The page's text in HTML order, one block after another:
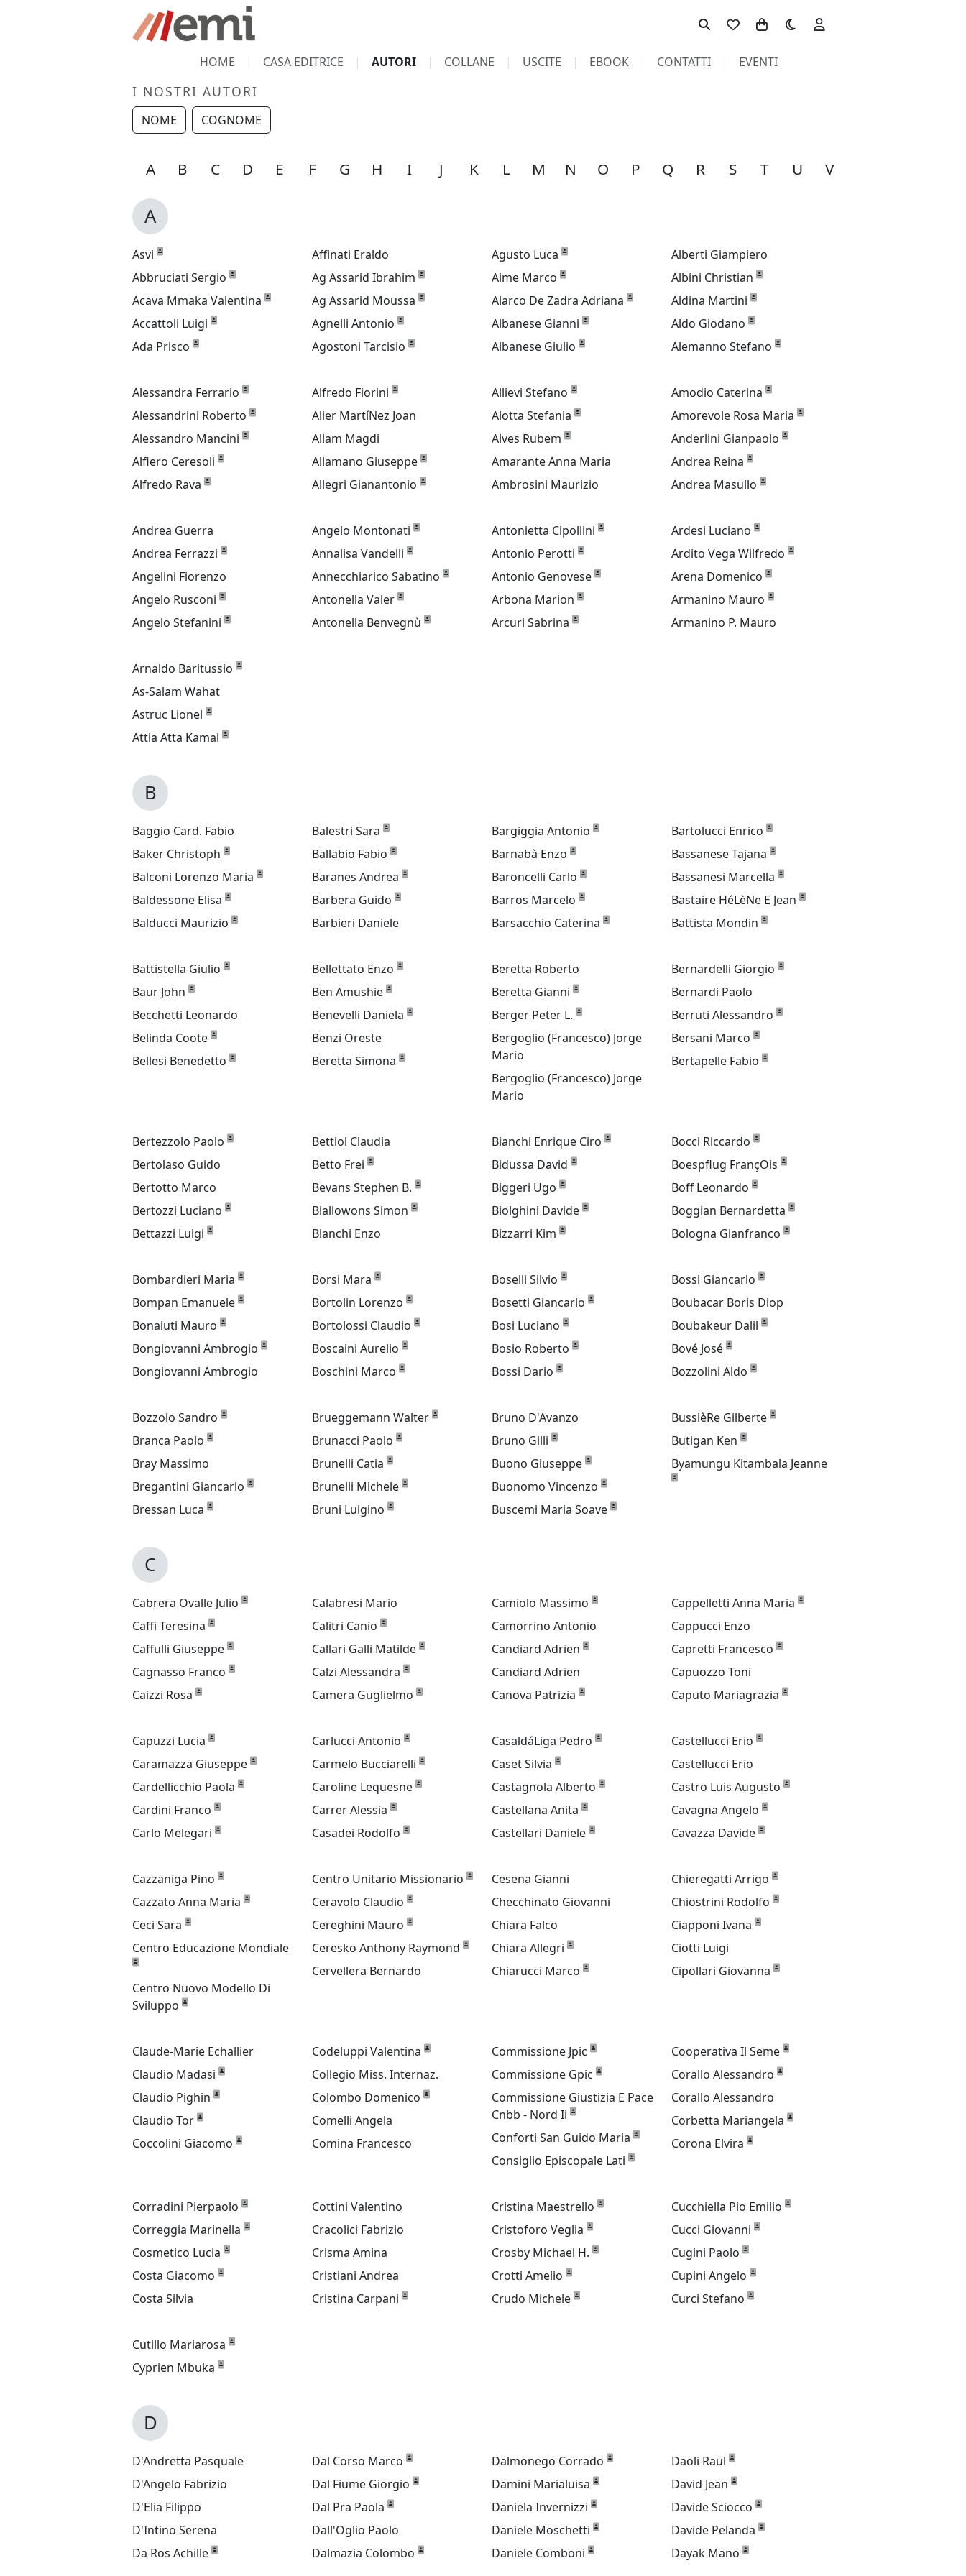
Toggle theme
HOME CASA EDITRICE AUTORI COLLANE USCITE EBOOK CONTATTI EVENTI
I NOSTRI AUTORI
NOME COGNOME
A B C D E F G H I J K L M N O P Q R S T U V
A
Asvi
Abbruciati Sergio
Acava Mmaka Valentina
Accattoli Luigi
Ada Prisco
Affinati Eraldo
Ag Assarid Ibrahim
Ag Assarid Moussa
Agnelli Antonio
Agostoni Tarcisio
Agusto Luca
Aime Marco
Alarco De Zadra Adriana
Albanese Gianni
Albanese Giulio
Alberti Giampiero
Albini Christian
Aldina Martini
Aldo Giodano
Alemanno Stefano
Alessandra Ferrario
Alessandrini Roberto
Alessandro Mancini
Alfiero Ceresoli
Alfredo Rava
Alfredo Fiorini
Alier MartíNez Joan
Allam Magdi
Allamano Giuseppe
Allegri Gianantonio
Allievi Stefano
Alotta Stefania
Alves Rubem
Amarante Anna Maria
Ambrosini Maurizio
Amodio Caterina
Amorevole Rosa Maria
Anderlini Gianpaolo
Andrea Reina
Andrea Masullo
Andrea Guerra
Andrea Ferrazzi
Angelini Fiorenzo
Angelo Rusconi
Angelo Stefanini
Angelo Montonati
Annalisa Vandelli
Annecchiarico Sabatino
Antonella Valer
Antonella Benvegnù
Antonietta Cipollini
Antonio Perotti
Antonio Genovese
Arbona Marion
Arcuri Sabrina
Ardesi Luciano
Ardito Vega Wilfredo
Arena Domenico
Armanino Mauro
Armanino P. Mauro
Arnaldo Baritussio
As-Salam Wahat
Astruc Lionel
Attia Atta Kamal
B
Baggio Card. Fabio
Baker Christoph
Balconi Lorenzo Maria
Baldessone Elisa
Balducci Maurizio
Balestri Sara
Ballabio Fabio
Baranes Andrea
Barbera Guido
Barbieri Daniele
Bargiggia Antonio
Barnabà Enzo
Baroncelli Carlo
Barros Marcelo
Barsacchio Caterina
Bartolucci Enrico
Bassanese Tajana
Bassanesi Marcella
Bastaire HéLèNe E Jean
Battista Mondin
Battistella Giulio
Baur John
Becchetti Leonardo
Belinda Coote
Bellesi Benedetto
Bellettato Enzo
Ben Amushie
Benevelli Daniela
Benzi Oreste
Beretta Simona
Beretta Roberto
Beretta Gianni
Berger Peter L.
Bergoglio (Francesco) Jorge
Mario
Bergoglio (Francesco) Jorge
Mario
Bernardelli Giorgio
Bernardi Paolo
Berruti Alessandro
Bersani Marco
Bertapelle Fabio
Bertezzolo Paolo
Bertolaso Guido
Bertotto Marco
Bertozzi Luciano
Bettazzi Luigi
Bettiol Claudia
Betto Frei
Bevans Stephen B.
Biallowons Simon
Bianchi Enzo
Bianchi Enrique Ciro
Bidussa David
Biggeri Ugo
Biolghini Davide
Bizzarri Kim
Bocci Riccardo
Boespflug FrançOis
Boff Leonardo
Boggian Bernardetta
Bologna Gianfranco
Bombardieri Maria
Bompan Emanuele
Bonaiuti Mauro
Bongiovanni Ambrogio
Bongiovanni Ambrogio
Borsi Mara
Bortolin Lorenzo
Bortolossi Claudio
Boscaini Aurelio
Boschini Marco
Boselli Silvio
Bosetti Giancarlo
Bosi Luciano
Bosio Roberto
Bossi Dario
Bossi Giancarlo
Boubacar Boris Diop
Boubakeur Dalil
Bové José
Bozzolini Aldo
Bozzolo Sandro
Branca Paolo
Bray Massimo
Bregantini Giancarlo
Bressan Luca
Brueggemann Walter
Brunacci Paolo
Brunelli Catia
Brunelli Michele
Bruni Luigino
Bruno D'Avanzo
Bruno Gilli
Buono Giuseppe
Buonomo Vincenzo
Buscemi Maria Soave
BussièRe Gilberte
Butigan Ken
Byamungu Kitambala Jeanne
C
Cabrera Ovalle Julio
Caffi Teresina
Caffulli Giuseppe
Cagnasso Franco
Caizzi Rosa
Calabresi Mario
Calitri Canio
Callari Galli Matilde
Calzi Alessandra
Camera Guglielmo
Camiolo Massimo
Camorrino Antonio
Candiard Adrien
Candiard Adrien
Canova Patrizia
Cappelletti Anna Maria
Cappucci Enzo
Capretti Francesco
Capuozzo Toni
Caputo Mariagrazia
Capuzzi Lucia
Caramazza Giuseppe
Cardellicchio Paola
Cardini Franco
Carlo Melegari
Carlucci Antonio
Carmelo Bucciarelli
Caroline Lequesne
Carrer Alessia
Casadei Rodolfo
CasaldáLiga Pedro
Caset Silvia
Castagnola Alberto
Castellana Anita
Castellari Daniele
Castellucci Erio
Castellucci Erio
Castro Luis Augusto
Cavagna Angelo
Cavazza Davide
Cazzaniga Pino
Cazzato Anna Maria
Ceci Sara
Centro Educazione Mondiale
Centro Nuovo Modello Di
Sviluppo
Centro Unitario Missionario
Ceravolo Claudio
Cereghini Mauro
Ceresko Anthony Raymond
Cervellera Bernardo
Cesena Gianni
Checchinato Giovanni
Chiara Falco
Chiara Allegri
Chiarucci Marco
Chieregatti Arrigo
Chiostrini Rodolfo
Ciapponi Ivana
Ciotti Luigi
Cipollari Giovanna
Claude-Marie Echallier
Claudio Madasi
Claudio Pighin
Claudio Tor
Coccolini Giacomo
Codeluppi Valentina
Collegio Miss. Internaz.
Colombo Domenico
Comelli Angela
Comina Francesco
Commissione Jpic
Commissione Gpic
Commissione Giustizia E Pace
Cnbb - Nord Ii
Conforti San Guido Maria
Consiglio Episcopale Lati
Cooperativa Il Seme
Corallo Alessandro
Corallo Alessandro
Corbetta Mariangela
Corona Elvira
Corradini Pierpaolo
Correggia Marinella
Cosmetico Lucia
Costa Giacomo
Costa Silvia
Cottini Valentino
Cracolici Fabrizio
Crisma Amina
Cristiani Andrea
Cristina Carpani
Cristina Maestrello
Cristoforo Veglia
Crosby Michael H.
Crotti Amelio
Crudo Michele
Cucchiella Pio Emilio
Cucci Giovanni
Cugini Paolo
Cupini Angelo
Curci Stefano
Cutillo Mariarosa
Cyprien Mbuka
D
D'Andretta Pasquale
D'Angelo Fabrizio
D'Elia Filippo
D'Intino Serena
Da Ros Achille
Dal Corso Marco
Dal Fiume Giorgio
Dal Pra Paola
Dall'Oglio Paolo
Dalmazia Colombo
Dalmonego Corrado
Damini Marialuisa
Daniela Invernizzi
Daniele Moschetti
Daniele Comboni
Daoli Raul
David Jean
Davide Sciocco
Davide Pelanda
Dayak Mano